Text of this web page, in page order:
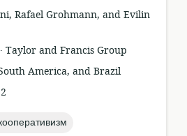
Rafael Grohmann, and Evilin
. Taylor and Francis Group
America, and Brazil